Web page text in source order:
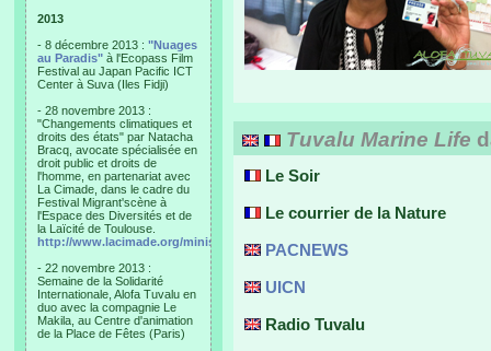
2013
- 8 décembre 2013 : "Nuages
au Paradis" à l'Ecopass Film
Festival au Japan Pacific ICT
Center à Suva (Iles Fidji)
- 28 novembre 2013 :
"Changements climatiques et
droits des états" par Natacha
Bracq, avocate spécialisée en
droit public et droits de
l'homme, en partenariat avec
La Cimade, dans le cadre du
Festival Migrant'scène à
l'Espace des Diversités et de
la Laïcité de Toulouse.
http://www.lacimade.org/minisites/migrantscene
- 22 novembre 2013 :
Semaine de la Solidarité
Internationale, Alofa Tuvalu en
duo avec la compagnie Le
Makila, au Centre d'animation
de la Place de Fêtes (Paris)
Tuvalu Marine Life
Le Soir
Le courrier de la Nature
PACNEWS
UICN
Radio Tuvalu